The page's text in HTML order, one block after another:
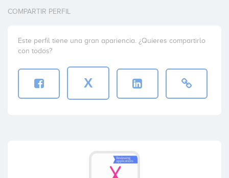
COMPARTIR PERFIL
Este perfil tiene una gran apariencia. ¿Quieres compartirlo
con todos?
X